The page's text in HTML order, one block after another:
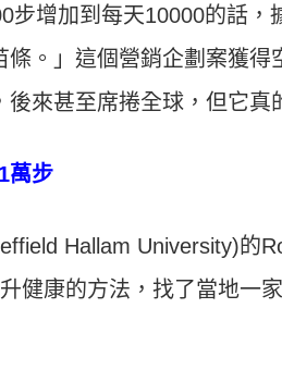
步增加到每天10000的話，
條。」這個營銷企劃案獲
來甚至席捲全球，但它真
萬步
Hallam University)的
健康的方法，找了當地一